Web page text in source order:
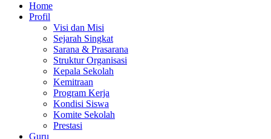
Home
Profil
Visi dan Misi
Sejarah Singkat
Sarana & Prasarana
Struktur Organisasi
Kepala Sekolah
Kemitraan
Program Kerja
Kondisi Siswa
Komite Sekolah
Prestasi
Guru